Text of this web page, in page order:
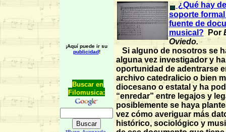
¡Aquí puede ir su
publicidad!
Buscar en
Filomusica:
¿Qué hay
soporte
fuente de
musical?
Por
Oviedo.
Si alguno de nosotros se
alguna vez investigador y
oportunidad de adentrarse
archivo catedralicio o bien
diocesano o estatal y ha
“enredar” entre legajos y
posiblemente se haya
vez cómo averiguar más
histórico, sociológico y